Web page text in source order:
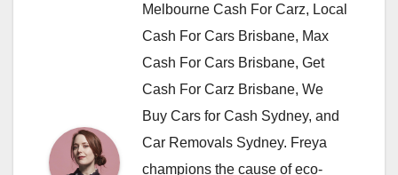
Melbourne Cash For Carz, Local
Cash For Cars Brisbane, Max
Cash For Cars Brisbane, Get
Cash For Carz Brisbane, We
Buy Cars for Cash Sydney, and
Car Removals Sydney. Freya
champions the cause of eco-